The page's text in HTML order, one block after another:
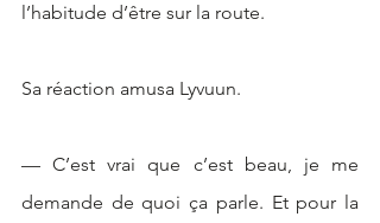
l’habitude d’être sur la route.
Sa réaction amusa Lyvuun.
— C’est vrai que c’est beau, je me
demande de quoi ça parle. Et pour la